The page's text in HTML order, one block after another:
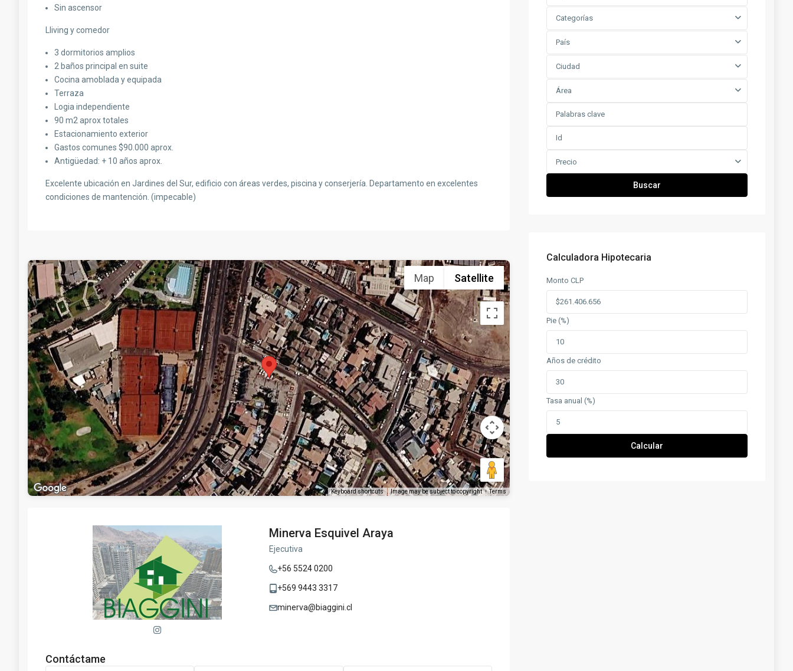
Sin ascensor
Lliving y comedor
3 dormitorios amplios
2 baños principal en suite
Cocina amoblada y equipada
Terraza
Logia independiente
90 m2 aprox totales
Estacionamiento exterior
Gastos comunes $90.000 aprox.
Antigüedad: + 10 años aprox.
Excelente ubicación en Jardines del Sur, edificio con áreas verdes, piscina y conserjería. Departamento en excelentes
condiciones de mantención. (impecable)
Map Satellite
Keyboard shortcuts Image may be subject to copyright Terms
Minerva Esquivel Araya
Ejecutiva
+56 5524 0200
+569 9443 3317
minerva@biaggini.cl
Contáctame
Categorías
País
Ciudad
Área
Precio
Buscar
Calculadora Hipotecaria
Monto CLP
Pie (%)
Años de crédito
Tasa anual (%)
Calcular